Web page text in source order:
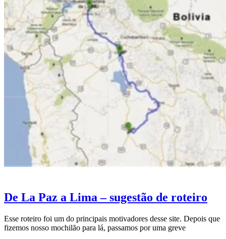
De La Paz a Lima – sugestão de roteiro
Esse roteiro foi um do principais motivadores desse site. Depois que
fizemos nosso mochilão para lá, passamos por uma greve